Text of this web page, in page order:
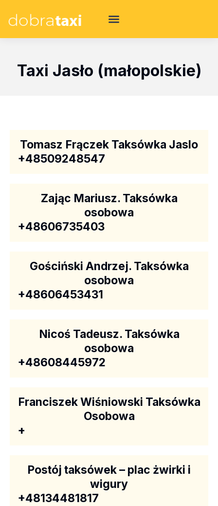
Taxi Jasło (małopolskie)
Tomasz Frączek Taksówka Jaslo
+48509248547
Zając Mariusz. Taksówka
osobowa
+48606735403
Gościński Andrzej. Taksówka
osobowa
+48606453431
Nicoś Tadeusz. Taksówka
osobowa
+48608445972
Franciszek Wiśniowski Taksówka
Osobowa
+
Postój taksówek – plac żwirki i
wigury
+48134481817